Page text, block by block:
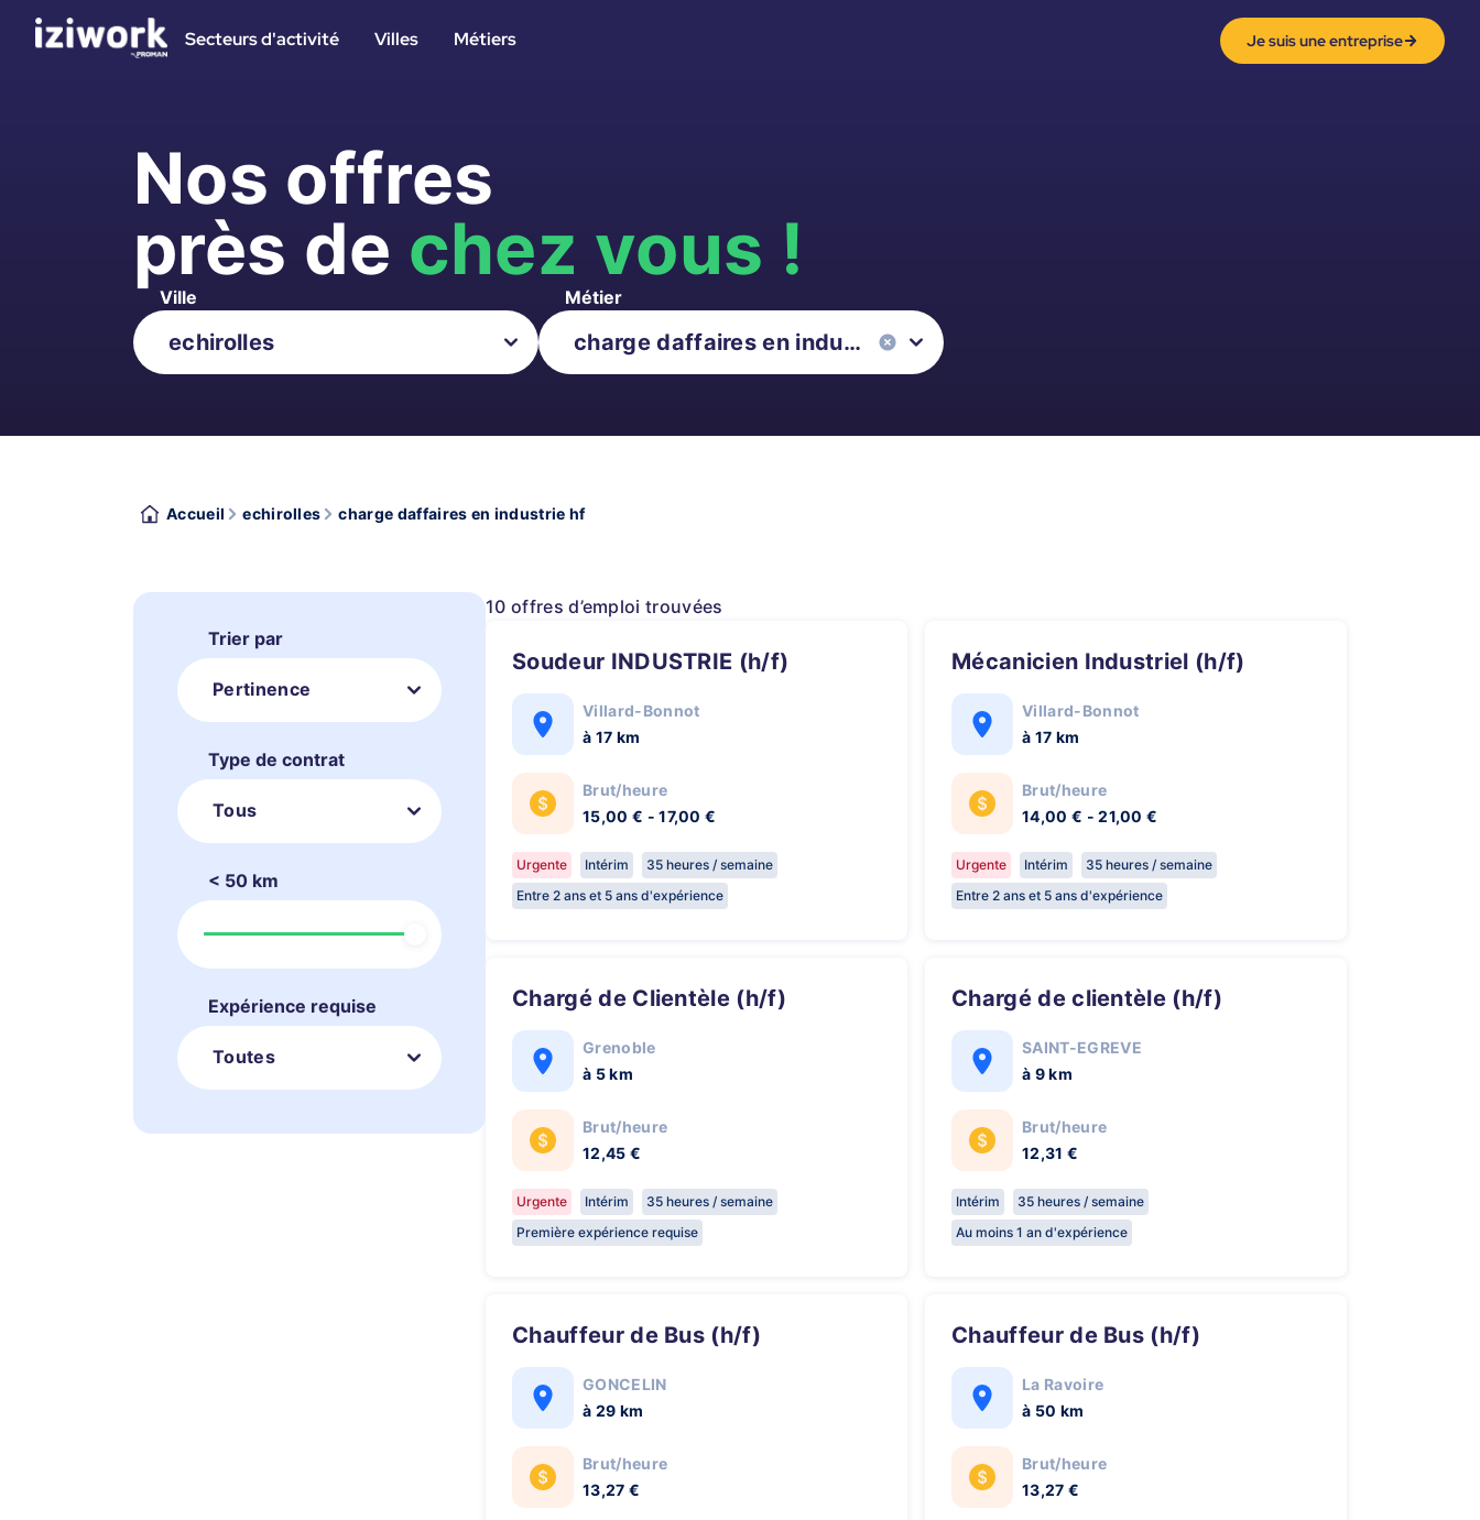
Secteurs d'activité Villes Métiers Je suis une entreprise
Nos offres
près de chez vous !
Ville Métier
Accueil echirolles charge daffaires en industrie hf
Trier par
Pertinence
Type de contrat
Tous
< 50 km
Expérience requise
Toutes
10 offres d’emploi trouvées
Soudeur INDUSTRIE (h/f)
Villard-Bonnot
à 17 km
Brut/heure
15,00 € - 17,00 €
Urgente Intérim
35 heures / semaine
Entre 2 ans et 5 ans d'expérience
Mécanicien Industriel (h/f)
Villard-Bonnot
à 17 km
Brut/heure
14,00 € - 21,00 €
Urgente Intérim
35 heures / semaine
Entre 2 ans et 5 ans d'expérience
Chargé de Clientèle (h/f)
Grenoble
à 5 km
Brut/heure
12,45 €
Urgente Intérim
35 heures / semaine
Première expérience requise
Chargé de clientèle (h/f)
SAINT-EGREVE
à 9 km
Brut/heure
12,31 €
Intérim
35 heures / semaine
Au moins 1 an d'expérience
Chauffeur de Bus (h/f)
GONCELIN
à 29 km
Brut/heure
13,27 €
Chauffeur de Bus (h/f)
La Ravoire
à 50 km
Brut/heure
13,27 €